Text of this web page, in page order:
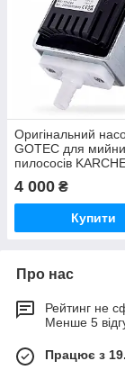
Оригінальний
GOTEC для
пилососів
PUZZI 100 200 8/1
10/2 (EKS 17-TP/B)
4 000 ₴
Купити
Про нас
Рейтинг не
Менше 5
Працює з